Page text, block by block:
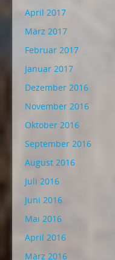
April 2017
März 2017
Februar 2017
Januar 2017
Dezember 2016
November 2016
Oktober 2016
September 2016
August 2016
Juli 2016
Juni 2016
Mai 2016
April 2016
März 2016